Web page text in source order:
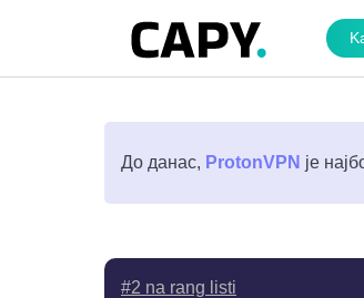
До данас, ProtonVPN је
#2 na rang listi